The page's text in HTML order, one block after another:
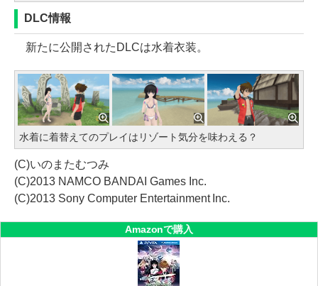
DLC情報
新たに公開されたDLCは水着衣装。
水着に着替えてのプレイはリゾート気分を味わえる？
(C)いのまたむつみ
(C)2013 NAMCO BANDAI Games Inc.
(C)2013 Sony Computer Entertainment Inc.
Amazonで購入